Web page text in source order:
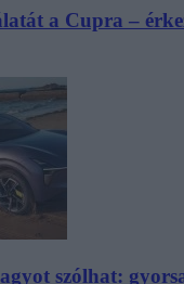
a Cupra –
szólhat: